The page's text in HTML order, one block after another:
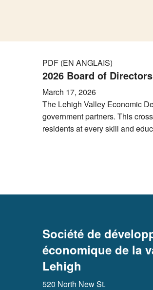
PDF (EN ANGLAIS)
2026 Board of Directors
March 17, 2026
The Lehigh Valley Economic
government partners. This
residents at every skill and
Société de
économique de la
Lehigh
520 North New St.